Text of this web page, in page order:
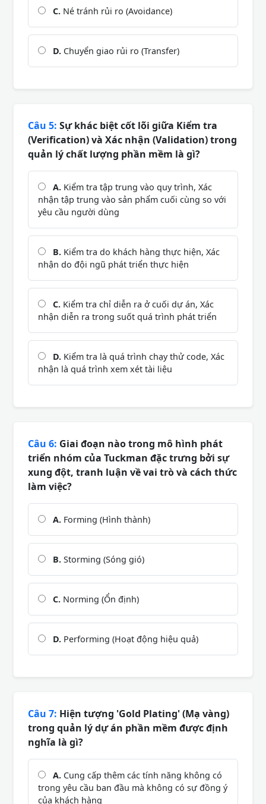
C. Né tránh rủi ro (Avoidance)
D. Chuyển giao rủi ro (Transfer)
Câu 5: Sự khác biệt cốt lõi giữa Kiểm tra
(Verification) và Xác nhận (Validation) trong
quản lý chất lượng phần mềm là gì?
A. Kiểm tra tập trung vào quy trình, Xác
nhận tập trung vào sản phẩm cuối cùng so với
yêu cầu người dùng
B. Kiểm tra do khách hàng thực hiện, Xác
nhận do đội ngũ phát triển thực hiện
C. Kiểm tra chỉ diễn ra ở cuối dự án, Xác
nhận diễn ra trong suốt quá trình phát triển
D. Kiểm tra là quá trình chạy thử code, Xác
nhận là quá trình xem xét tài liệu
Câu 6: Giai đoạn nào trong mô hình phát
triển nhóm của Tuckman đặc trưng bởi sự
xung đột, tranh luận về vai trò và cách thức
làm việc?
A. Forming (Hình thành)
B. Storming (Sóng gió)
C. Norming (Ổn định)
D. Performing (Hoạt động hiệu quả)
Câu 7: Hiện tượng 'Gold Plating' (Mạ vàng)
trong quản lý dự án phần mềm được định
nghĩa là gì?
A. Cung cấp thêm các tính năng không có
trong yêu cầu ban đầu mà không có sự đồng ý
của khách hàng